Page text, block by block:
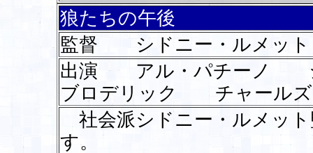
狼たちの午後
監督 シドニー・ルメット
出演 アル・パチーノ
ブロデリック チャールズ
社会派シドニー・ルメッ
す。